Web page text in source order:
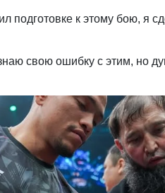
подготовке к этому бою, я
свою ошибку с этим, но